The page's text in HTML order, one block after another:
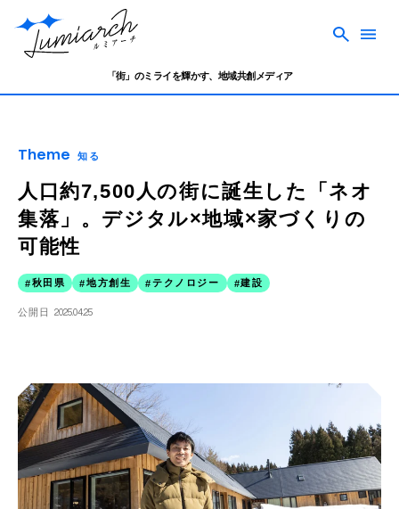
「街」のミライを輝かす、地域共創メディア
Theme 知る
人口約7,500人の街に誕生した「ネオ
集落」。デジタル×地域×家づくりの
可能性
秋田県 地方創生 テクノロジー 建設
公開日 2025.04.25